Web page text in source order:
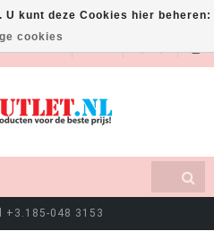
EUR
+3.185-048 3153
kunt deze Cookies hier beheren:
cookies